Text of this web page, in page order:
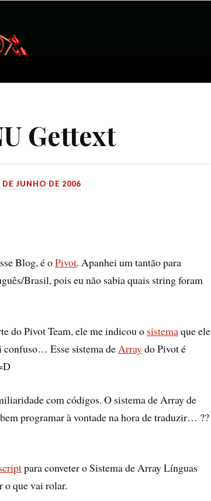
Gettext
DE JUNHO DE 2006
Blog, é oPivot. Apanhei um tantão para
Brasil, pois eu não sabia quais string foram
do Pivot Team, ele me indicou o sistemaque ele
confuso… Esse sistema de Arraydo Pivot é
com códigos. O sistema de Array de
programar à vontade na hora de traduzir… ??
para conveter o Sistema de Array Línguas
o que vai rolar.